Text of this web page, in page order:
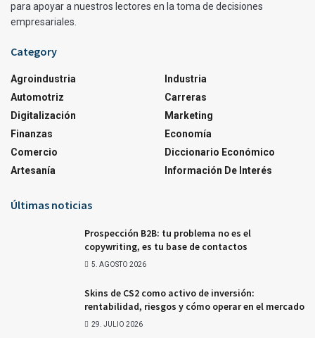
para apoyar a nuestros lectores en la toma de decisiones
empresariales.
Category
Agroindustria
Automotriz
Digitalización
Finanzas
Comercio
Artesanía
Industria
Carreras
Marketing
Economía
Diccionario Económico
Información De Interés
Últimas noticias
Prospección B2B: tu problema no es el
copywriting, es tu base de contactos
5. AGOSTO 2026
Skins de CS2 como activo de inversión:
rentabilidad, riesgos y cómo operar en el mercado
29. JULIO 2026